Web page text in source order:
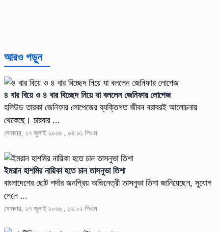
আরও পড়ুন
৪ বার বিয়ে ও ৪ বার বিচ্ছেদ নিয়ে যা বললেন জেনিফার লোপেজ
হলিউড তারকা জেনিফার লোপেজের ব্যক্তিগত জীবন বরাবরই আলোচনায়
থেকেছে। চারবার ...
সোমবার, ২৭ জুলাই ২০২৬ , ০৪:০১ পিএম
ইমরান হাশমির নায়িকা হতে চান তাসনুভা তিশা
বাংলাদেশের ছোট পর্দার জনপ্রিয় অভিনেত্রী তাসনুভা তিশা জানিয়েছেন, সুযোগ
পেলে ...
সোমবার, ২৭ জুলাই ২০২৬ , ১২:০২ পিএম